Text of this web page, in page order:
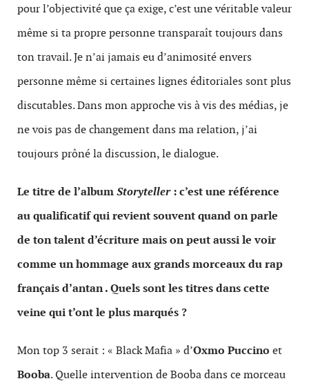
pour l’objectivité que ça exige, c’est une véritable valeur
même si ta propre personne transparaît toujours dans
ton travail. Je n’ai jamais eu d’animosité envers
personne même si certaines lignes éditoriales sont plus
discutables. Dans mon approche vis à vis des médias, je
ne vois pas de changement dans ma relation, j’ai
toujours prôné la discussion, le dialogue.
Le titre de l’albumStoryteller: c’est une référence
au qualificatif qui revient souvent quand on parle
de ton talent d’écriture mais on peut aussi le voir
comme un hommage aux grands morceaux du rap
français d’antan . Quels sont les titres dans cette
veine qui t’ont le plus marqués ?
Mon top 3 serait : « Black Mafia » d’Oxmo Puccino et
Booba. Quelle intervention de Booba dans ce morceau